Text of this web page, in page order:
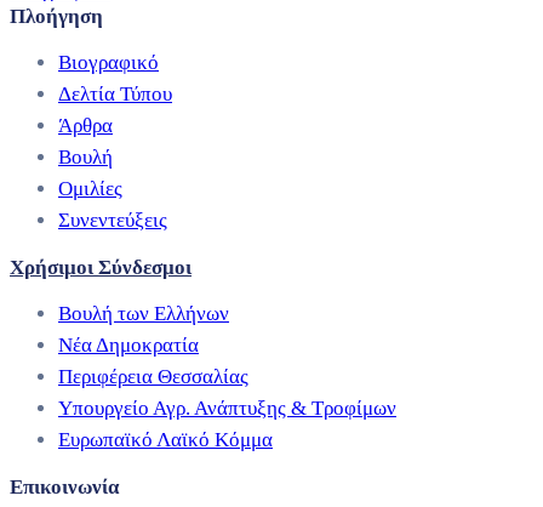
Πλοήγηση
Βιογραφικό
Δελτία Τύπου
Άρθρα
Βουλή
Ομιλίες
Συνεντεύξεις
Χρήσιμοι Σύνδεσμοι
Βουλή των Ελλήνων
Νέα Δημοκρατία
Περιφέρεια Θεσσαλίας
Υπουργείο Αγρ. Ανάπτυξης & Τροφίμων
Ευρωπαϊκό Λαϊκό Κόμμα
Επικοινωνία